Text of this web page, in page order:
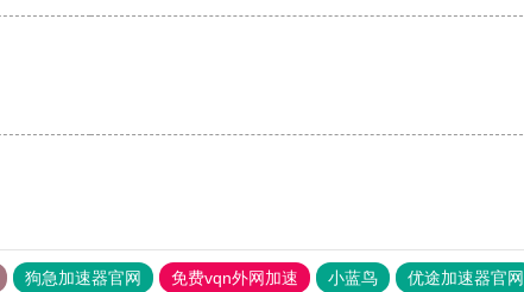
狗急加速器官网 免费vqn外网加速 小蓝鸟 优途加速器官网